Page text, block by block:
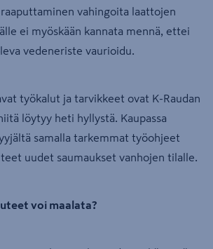
vahingoita laattojen
ei myöskään kannata mennä, ettei
vedeneriste vaurioidu.
työkalut ja tarvikkeet ovat K-Raudan
löytyy heti hyllystä. Kaupassa
samalla tarkemmat työohjeet
uudet saumaukset vanhojen tilalle.
voi maalata?